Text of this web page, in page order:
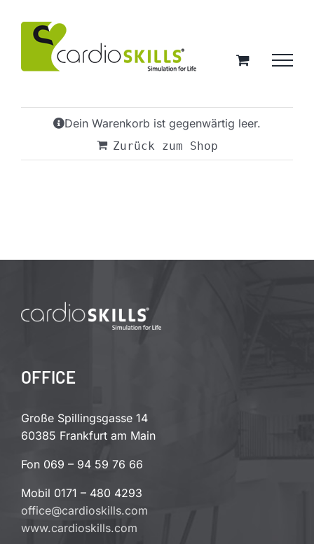
Inhalt
springen
Dein Warenkorb ist gegenwärtig leer.
Zurück zum Shop
OFFICE
Große Spillingsgasse 14
60385 Frankfurt am Main
Fon 069 – 94 59 76 66
Mobil 0171 – 480 4293
office@cardioskills.com
www.cardioskills.com